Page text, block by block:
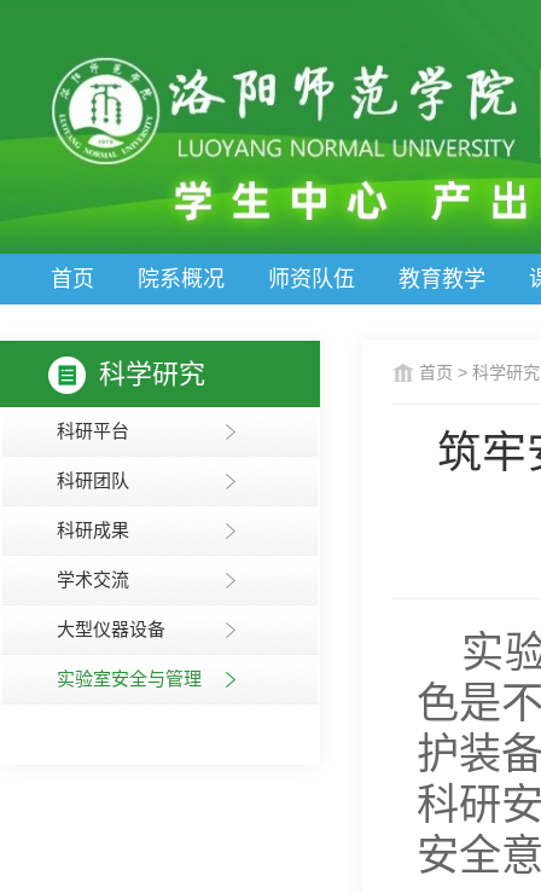
首页 院系概况 师资队伍 教育教学
科学研究
科研平台
科研团队
科研成果
学术交流
大型仪器设备
实验室安全与管理
首页 > 科学研究
筑牢
实
色是
护装
科研
安全